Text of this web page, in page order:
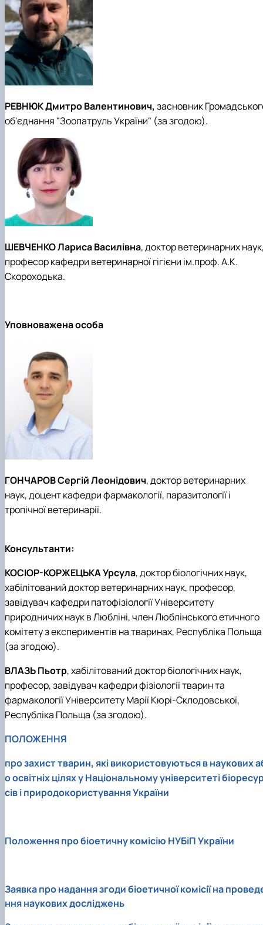
РЕВНЮК Дмитро Валентинович, засновник
об'єднання "Зоопатруль України" (за згодою).
ШЕВЧЕНКО Лариса Василівна, доктор ветеринарних
професор кафедри ветеринарної гігієни ім.проф. А.К.
Скороходька.
Уповноважена особа
ГОНЧАРОВ Сергій Леонідович, доктор ветеринарних
наук, доцент кафедри фармакології, паразитології і
тропічної ветеринарії.
Консультанти:
КОСІОР-КОРЖЕЦЬКА Урсула, доктор біологічних наук,
хабілітований доктор ветеринарних наук, професор,
завідувач кафедри патофізіології Університету
природничих наук в Любліні, член Люблінського етичного
комітету з експериментів на тваринах, Республіка Польща
(за згодою).
ВЛАЗЬ Пьотр, хабілітований доктор біологічних наук,
професор, завідувач кафедри фізіології тварин та
фармакології Університету Марії Кюрі-Склодовської,
Республіка Польща (за згодою).
ПОЛОЖЕННЯ
про захист тварин, які використовуються в наукових
о освітніх цілях у Національному університеті
сів і природокористування України
Положення про біоетичну комісію НУБіП України
Заявка про надання згоди біоетичної комісії на
ння наукових досліджень